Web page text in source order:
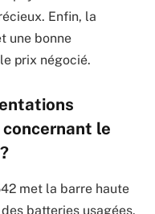
Enfin, la
une bonne
prix négocié.
le
met la barre haute
batteries usagées.